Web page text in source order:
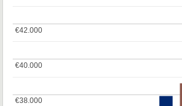
€38.000
€38.000
€40.000
€40.000
€42.000
€42.000